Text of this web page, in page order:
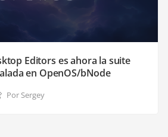
Editors es ahora la suite
en OpenOS/bNode
Por Sergey